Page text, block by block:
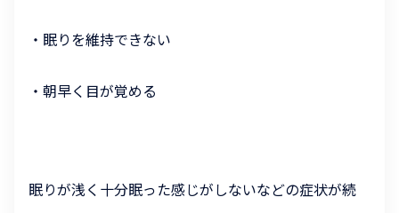
・眠りを維持できない
・朝早く目が覚める
眠りが浅く十分眠った感じがしないなどの症状が続